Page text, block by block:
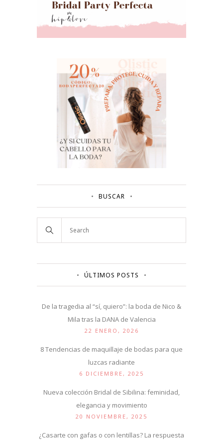
BUSCAR
ÚLTIMOS POSTS
De la tragedia al “sí, quiero”: la boda de Nico &
Mila tras la DANA de Valencia
22 ENERO, 2026
8 Tendencias de maquillaje de bodas para que
luzcas radiante
6 DICIEMBRE, 2025
Nueva colección Bridal de Sibilina: feminidad,
elegancia y movimiento
20 NOVIEMBRE, 2025
¿Casarte con gafas o con lentillas? La respuesta